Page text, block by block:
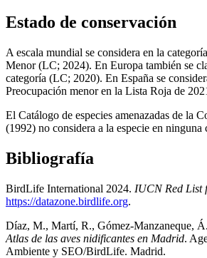
Estado de conservación
A escala mundial se considera en la
Menor (LC; 2024). En Europa también se
categoría (LC; 2020). En España se
Preocupación menor en la Lista Roja de
El Catálogo de especies amenazadas de la
(1992) no considera a la especie en ninguna
Bibliografía
BirdLife International 2024. IUCN Red List
https://datazone.birdlife.org.
Díaz, M., Martí, R., Gómez-Manzaneque,
Atlas de las aves nidificantes en Madrid.
Ambiente y SEO/BirdLife. Madrid.